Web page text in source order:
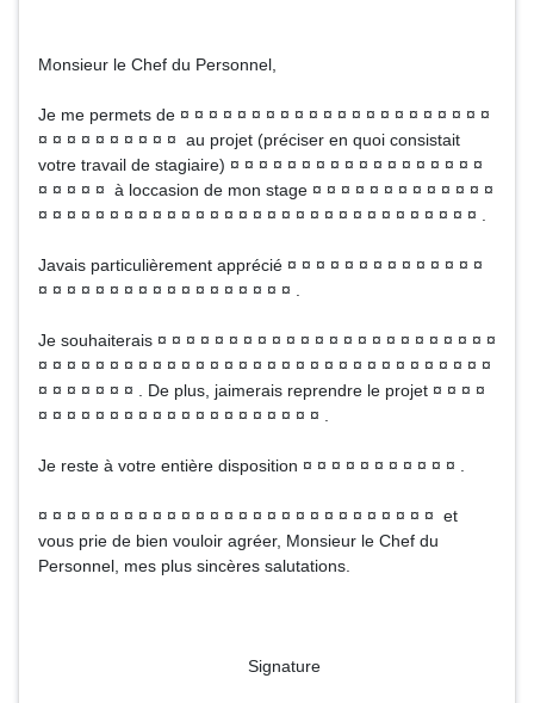
Monsieur le Chef du Personnel,
Je me permets de ¤ ¤ ¤ ¤ ¤ ¤ ¤ ¤ ¤ ¤ ¤ ¤ ¤ ¤ ¤ ¤ ¤ ¤ ¤ ¤ ¤ ¤
¤ ¤ ¤ ¤ ¤ ¤ ¤ ¤ ¤ ¤ au projet (préciser en quoi consistait
votre travail de stagiaire) ¤ ¤ ¤ ¤ ¤ ¤ ¤ ¤ ¤ ¤ ¤ ¤ ¤ ¤ ¤ ¤ ¤ ¤
¤ ¤ ¤ ¤ ¤ à loccasion de mon stage ¤ ¤ ¤ ¤ ¤ ¤ ¤ ¤ ¤ ¤ ¤ ¤ ¤
¤ ¤ ¤ ¤ ¤ ¤ ¤ ¤ ¤ ¤ ¤ ¤ ¤ ¤ ¤ ¤ ¤ ¤ ¤ ¤ ¤ ¤ ¤ ¤ ¤ ¤ ¤ ¤ ¤ ¤ ¤ .
Javais particulièrement apprécié ¤ ¤ ¤ ¤ ¤ ¤ ¤ ¤ ¤ ¤ ¤ ¤ ¤ ¤
¤ ¤ ¤ ¤ ¤ ¤ ¤ ¤ ¤ ¤ ¤ ¤ ¤ ¤ ¤ ¤ ¤ ¤ .
Je souhaiterais ¤ ¤ ¤ ¤ ¤ ¤ ¤ ¤ ¤ ¤ ¤ ¤ ¤ ¤ ¤ ¤ ¤ ¤ ¤ ¤ ¤ ¤ ¤ ¤
¤ ¤ ¤ ¤ ¤ ¤ ¤ ¤ ¤ ¤ ¤ ¤ ¤ ¤ ¤ ¤ ¤ ¤ ¤ ¤ ¤ ¤ ¤ ¤ ¤ ¤ ¤ ¤ ¤ ¤ ¤ ¤
¤ ¤ ¤ ¤ ¤ ¤ ¤ . De plus, jaimerais reprendre le projet ¤ ¤ ¤ ¤
¤ ¤ ¤ ¤ ¤ ¤ ¤ ¤ ¤ ¤ ¤ ¤ ¤ ¤ ¤ ¤ ¤ ¤ ¤ ¤ .
Je reste à votre entière disposition ¤ ¤ ¤ ¤ ¤ ¤ ¤ ¤ ¤ ¤ ¤ .
¤ ¤ ¤ ¤ ¤ ¤ ¤ ¤ ¤ ¤ ¤ ¤ ¤ ¤ ¤ ¤ ¤ ¤ ¤ ¤ ¤ ¤ ¤ ¤ ¤ ¤ ¤ ¤ et
vous prie de bien vouloir agréer, Monsieur le Chef du
Personnel, mes plus sincères salutations.
Signature